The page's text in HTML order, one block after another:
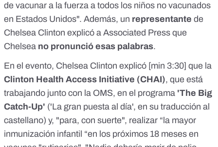
de vacunar a la fuerza a todos los niños no vacunados
en Estados Unidos". Además, un representante de
Chelsea Clinton explicó a Associated Press que
Chelsea no pronunció esas palabras.
En el evento, Chelsea Clinton explicó [min 3:30] que la
Clinton Health Access Initiative (CHAI), que está
trabajando junto con la OMS, en el programa 'The Big
Catch-Up' ('La gran puesta al día', en su traducción al
castellano) y, "para, con suerte", realizar “la mayor
inmunización infantil “en los próximos 18 meses en